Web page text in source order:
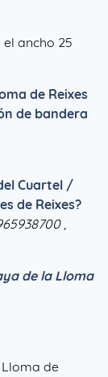
ancho 25
de Reixes
de bandera
Cuartel /
de Reixes?
,
de la Lloma
de